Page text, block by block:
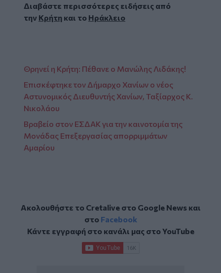
Διαβάστε περισσότερες ειδήσεις από
την Κρήτη και το Ηράκλειο
Θρηνεί η Κρήτη: Πέθανε ο Μανώλης Λιδάκης!
Επισκέφτηκε τον Δήμαρχο Χανίων ο νέος
Αστυνομικός Διευθυντής Χανίων, Ταξίαρχος Κ.
Νικολάου
Βραβείο στον ΕΣΔΑΚ για την καινοτομία της
Μονάδας Επεξεργασίας απορριμμάτων
Αμαρίου
Ακολουθήστε το Cretalive στο Google Newsκαι
στο Facebook
Κάντε εγγραφή στο κανάλι μας στοYouTube